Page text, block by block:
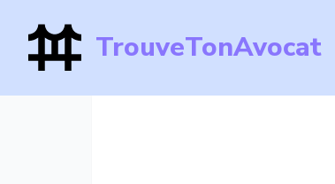
TrouveTonAvocat